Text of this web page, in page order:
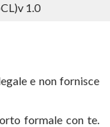
1.0
e non fornisce
formale con te.